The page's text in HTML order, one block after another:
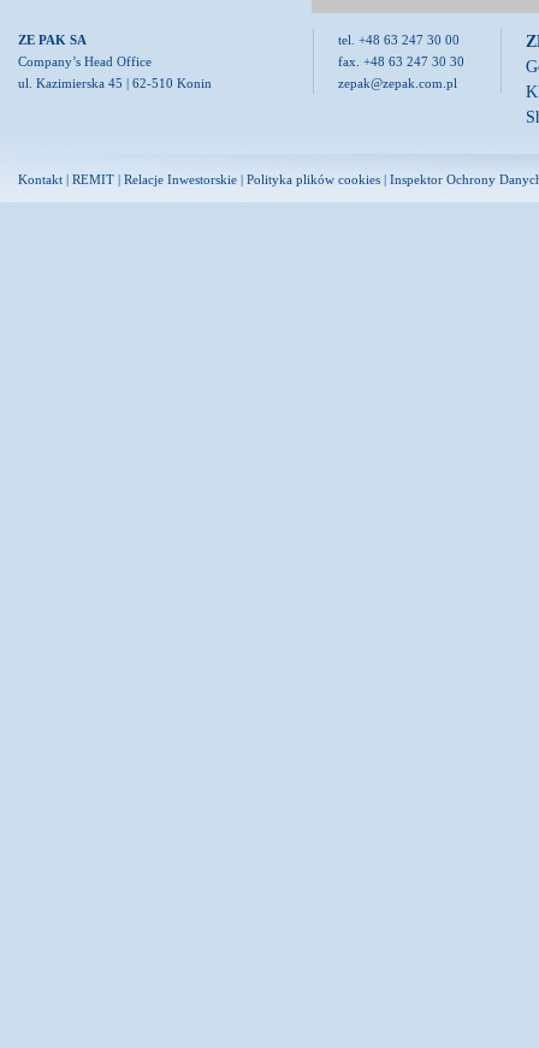
ZE PAK SA
Company’s Head Office
ul. Kazimierska 45 | 62-510 Konin
tel. +48 63 247 30 00
fax. +48 63 247 30 30
zepak@zepak.com.pl
Kontakt | REMIT | Relacje Inwestorskie | Polityka plików cookies | Inspektor Ochrony